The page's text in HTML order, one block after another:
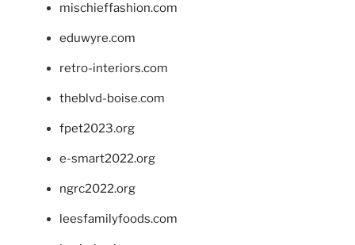
mischieffashion.com
eduwyre.com
retro-interiors.com
theblvd-boise.com
fpet2023.org
e-smart2022.org
ngrc2022.org
leesfamilyfoods.com